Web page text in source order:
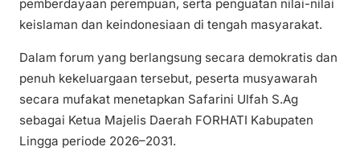
pemberdayaan perempuan, serta penguatan nilai-nilai
keislaman dan keindonesiaan di tengah masyarakat.
Dalam forum yang berlangsung secara demokratis dan
penuh kekeluargaan tersebut, peserta musyawarah
secara mufakat menetapkan Safarini Ulfah S.Ag
sebagai Ketua Majelis Daerah FORHATI Kabupaten
Lingga periode 2026–2031.